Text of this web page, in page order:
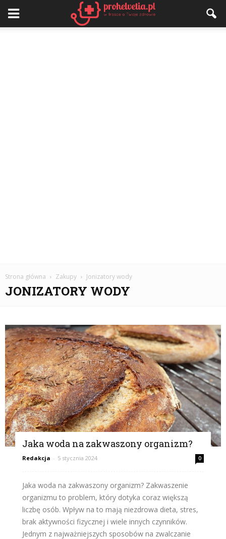
Strona główna Zakupy Jonizatory wody
JONIZATORY WODY
Jaka woda na zakwaszony organizm?
Redakcja - 5 stycznia 2024 0
Jaka woda na zakwaszony organizm? Zakwaszenie
organizmu to problem, który dotyka coraz większą
liczbę osób. Wpływ na to mają niezdrowa dieta, stres,
brak aktywności fizycznej i wiele innych czynników.
Jednym z najważniejszych sposobów na zwalczanie